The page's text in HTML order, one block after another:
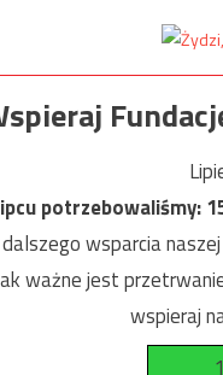
potrzebowaliśmy:
wsparcia
ważne jest
wspieraj